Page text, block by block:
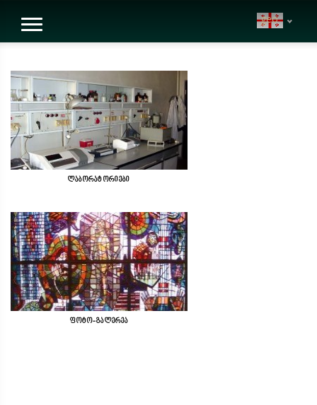
geo
ლაბორატორიები
ფოტო-გალერეა